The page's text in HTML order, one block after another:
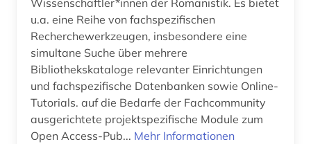
personenlexikon (1)
phonologie (1)
polnisch (1)
portugal (6)
portugiesisch (2)
Wissenschaftler*innen der Romanistik. Es bietet
u.a. eine Reihe von fachspezifischen
Recherchewerkzeugen, insbesondere eine
simultane Suche über mehrere
Bibliothekskataloge relevanter Einrichtungen
und fachspezifische Datenbanken sowie Online-
Tutorials. auf die Bedarfe der Fachcommunity
ausgerichtete projektspezifische Module zum
Open Access-Pub... Mehr Informationen